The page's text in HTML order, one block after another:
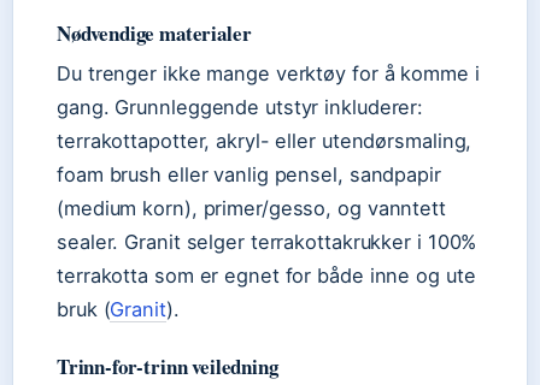
Nødvendige materialer
Du trenger ikke mange verktøy for å komme i
gang. Grunnleggende utstyr inkluderer:
terrakottapotter, akryl- eller utendørsmaling,
foam brush eller vanlig pensel, sandpapir
(medium korn), primer/gesso, og vanntett
sealer. Granit selger terrakottakrukker i 100%
terrakotta som er egnet for både inne og ute
bruk (Granit).
Trinn-for-trinn veiledning